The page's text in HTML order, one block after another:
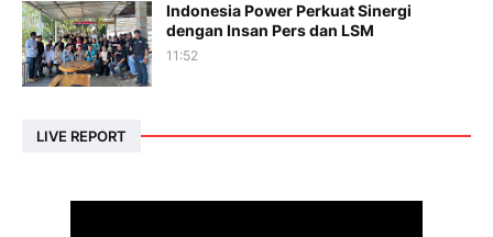
Indonesia Power Perkuat Sinergi
dengan Insan Pers dan LSM
11:52
LIVE REPORT